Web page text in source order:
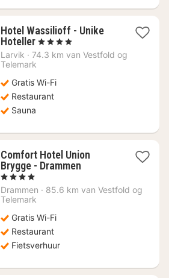
Hotel Wassilioff - Unike
Hoteller1
nacht
150,13
, 4 Sterren
Larvik · 74.3 km van Vestfold og
Telemark
Gratis Wi-Fi
Restaurant
Sauna
Comfort Hotel Union
Brygge - Drammen1
vanaf
, 4 Sterren
Drammen · 85.6 km van Vestfold og
Telemark
Gratis Wi-Fi
Restaurant
Fietsverhuur